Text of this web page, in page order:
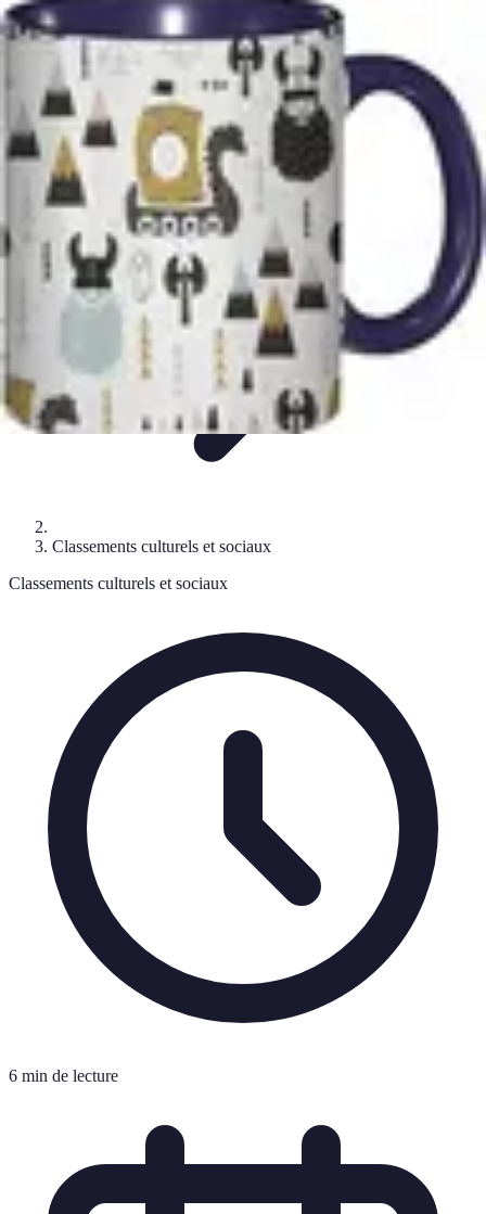
Classement Culturel
CultureTendancesSociétéConseilsTop
Classement Culturel
Classements culturels et sociaux
Classements culturels et sociaux
6 min de lecture